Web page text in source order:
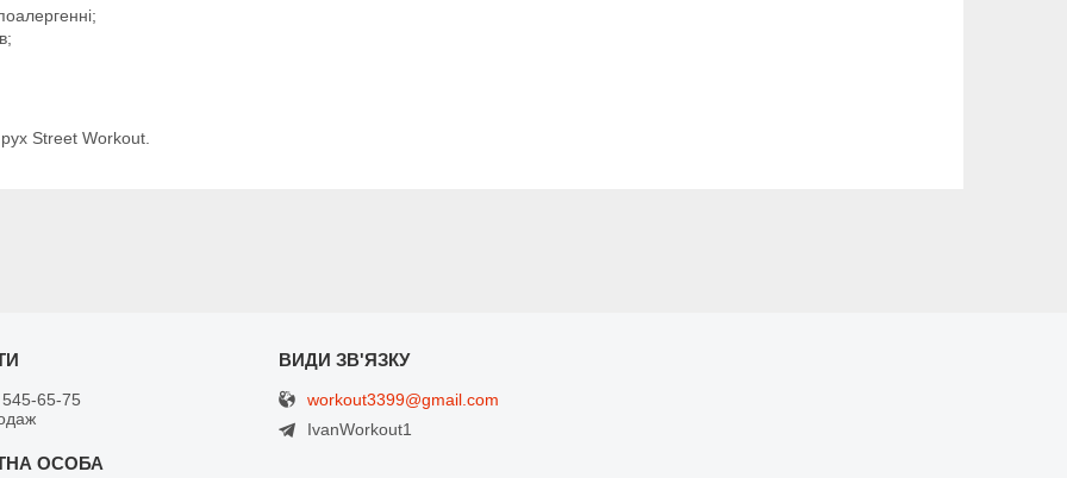
Street Workout.
65-75
workout3399@gmail.com
IvanWorkout1